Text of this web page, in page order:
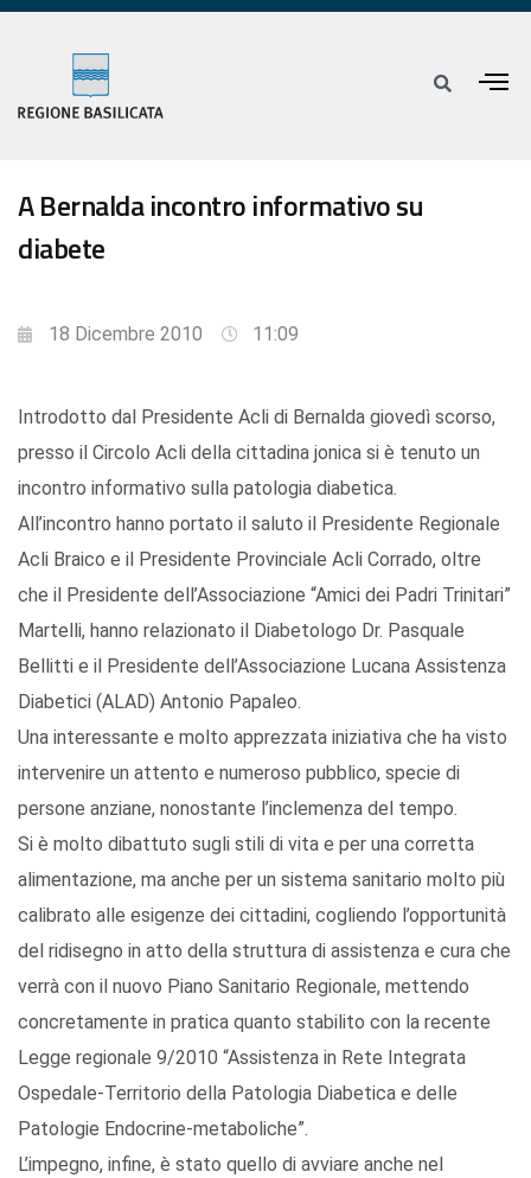
A Bernalda incontro informativo su
diabete
18 Dicembre 2010 11:09
Introdotto dal Presidente Acli di Bernalda giovedì scorso,
presso il Circolo Acli della cittadina jonica si è tenuto un
incontro informativo sulla patologia diabetica.
All’incontro hanno portato il saluto il Presidente Regionale
Acli Braico e il Presidente Provinciale Acli Corrado, oltre
che il Presidente dell’Associazione “Amici dei Padri Trinitari”
Martelli, hanno relazionato il Diabetologo Dr. Pasquale
Bellitti e il Presidente dell’Associazione Lucana Assistenza
Diabetici (ALAD) Antonio Papaleo.
Una interessante e molto apprezzata iniziativa che ha visto
intervenire un attento e numeroso pubblico, specie di
persone anziane, nonostante l’inclemenza del tempo.
Si è molto dibattuto sugli stili di vita e per una corretta
alimentazione, ma anche per un sistema sanitario molto più
calibrato alle esigenze dei cittadini, cogliendo l’opportunità
del ridisegno in atto della struttura di assistenza e cura che
verrà con il nuovo Piano Sanitario Regionale, mettendo
concretamente in pratica quanto stabilito con la recente
Legge regionale 9/2010 “Assistenza in Rete Integrata
Ospedale-Territorio della Patologia Diabetica e delle
Patologie Endocrine-metaboliche”.
L’impegno, infine, è stato quello di avviare anche nel